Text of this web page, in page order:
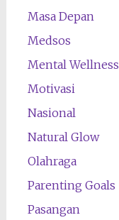
Masa Depan
Medsos
Mental Wellness
Motivasi
Nasional
Natural Glow
Olahraga
Parenting Goals
Pasangan